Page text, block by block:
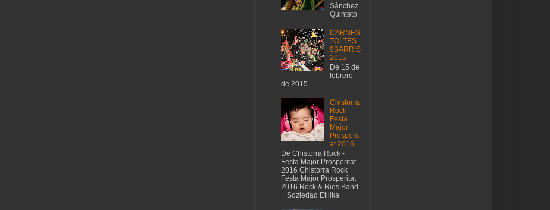
Sánchez
Quinteto
CARNES
TOLTES
9BARRIS
2015
De 15 de
febrero
de 2015
Chistorra
Rock -
Festa
Major
Prosperit
at 2016
De Chistorra Rock -
Festa Major Prosperitat
2016 Chistorra Rock
Festa Major Prosperitat
2016 Rock & Rios Band
+ Soziedad Etilika